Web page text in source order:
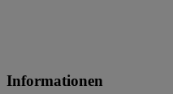
Informationen